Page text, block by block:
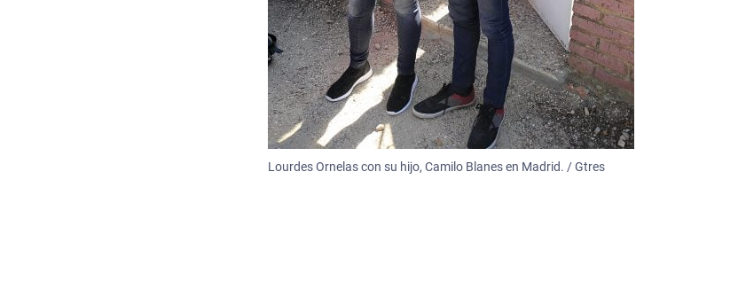
Lourdes Ornelas con su hijo, Camilo Blanes en Madrid. / Gtres